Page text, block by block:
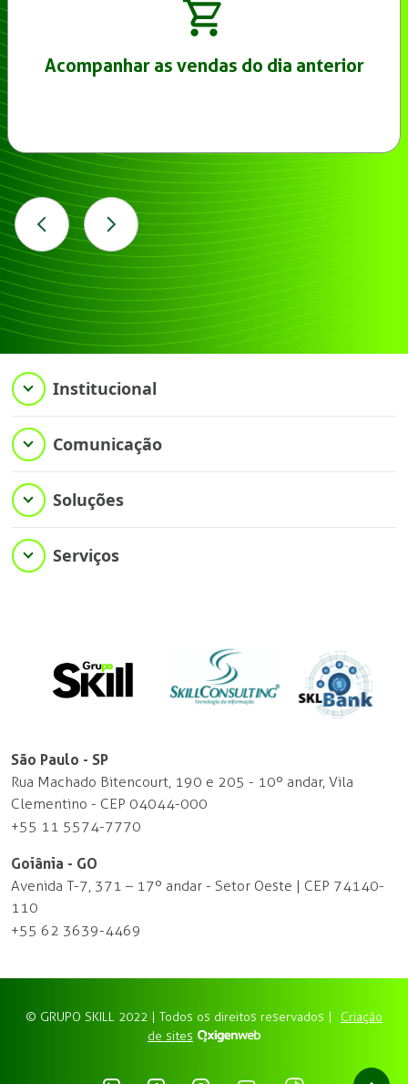
Acompanhar as vendas do dia anterior
Institucional
Comunicação
Soluções
Serviços
São Paulo - SP
Rua Machado Bitencourt, 190 e 205 - 10º andar, Vila
Clementino - CEP 04044-000
+55 11 5574-7770
Goiânia - GO
Avenida T-7, 371 – 17º andar - Setor Oeste | CEP 74140-
110
+55 62 3639-4469
© GRUPO SKILL 2022 | Todos os direitos reservados |
Criação
de sites